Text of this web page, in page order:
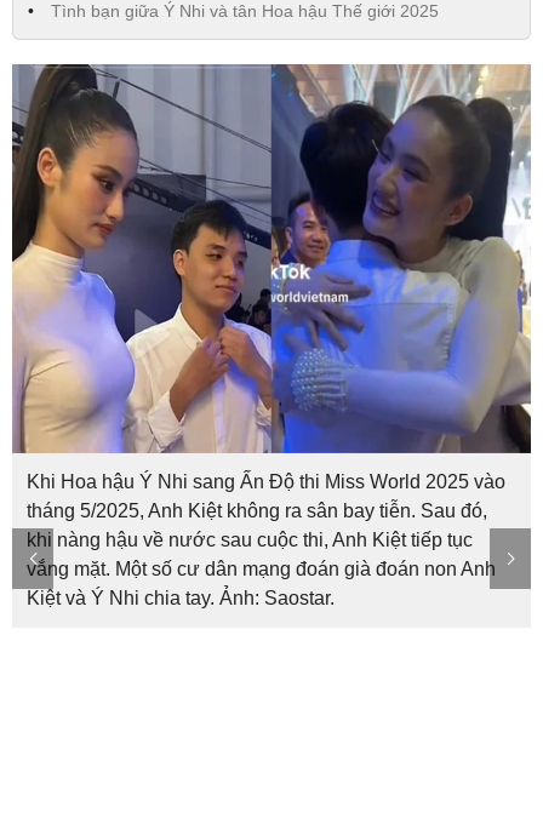
Tình bạn giữa Ý Nhi và tân Hoa hậu Thế giới 2025
Khi Hoa hậu Ý Nhi sang Ấn Độ thi Miss World 2025 vào
tháng 5/2025, Anh Kiệt không ra sân bay tiễn. Sau đó,
khi nàng hậu về nước sau cuộc thi, Anh Kiệt tiếp tục
vắng mặt. Một số cư dân mạng đoán già đoán non Anh
Kiệt và Ý Nhi chia tay. Ảnh: Saostar.